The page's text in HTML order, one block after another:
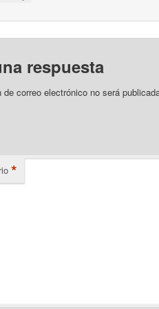
respuesta
de correo electrónico no será
*